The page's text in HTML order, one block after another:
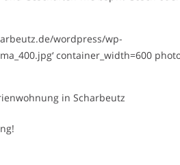
Ostseeküste
wordpress/wp-
container_width=600
in Scharbeutz